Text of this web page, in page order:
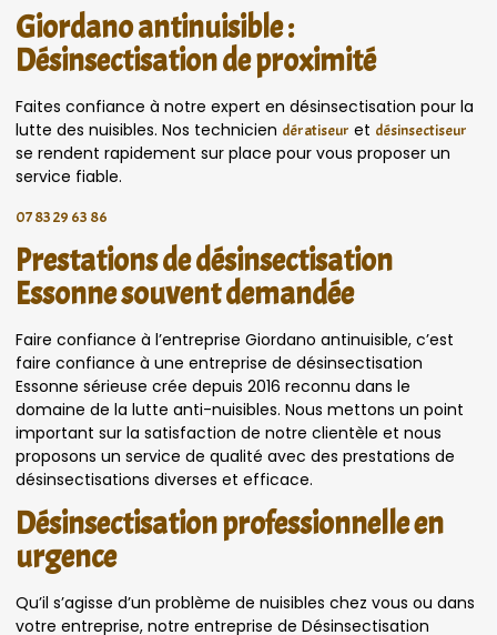
Giordano antinuisible :
Désinsectisation de proximité
Faites confiance à notre expert en désinsectisation pour la
lutte des nuisibles. Nos technicien dératiseur et désinsectiseur
se rendent rapidement sur place pour vous proposer un
service fiable.
07 83 29 63 86
Prestations de désinsectisation
Essonne souvent demandée
Faire confiance à l’entreprise Giordano antinuisible, c’est
faire confiance à une entreprise de désinsectisation
Essonne sérieuse crée depuis 2016 reconnu dans le
domaine de la lutte anti-nuisibles. Nous mettons un point
important sur la satisfaction de notre clientèle et nous
proposons un service de qualité avec des prestations de
désinsectisations diverses et efficace.
Désinsectisation professionnelle en
urgence
Qu’il s’agisse d’un problème de nuisibles chez vous ou dans
votre entreprise, notre entreprise de Désinsectisation